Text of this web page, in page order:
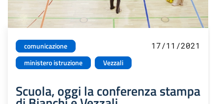
comunicazione
ministero istruzione
Vezzali
17/11/2021
Scuola, oggi la conferenza stampa